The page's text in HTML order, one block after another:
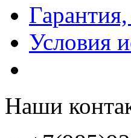
Условия
Наши